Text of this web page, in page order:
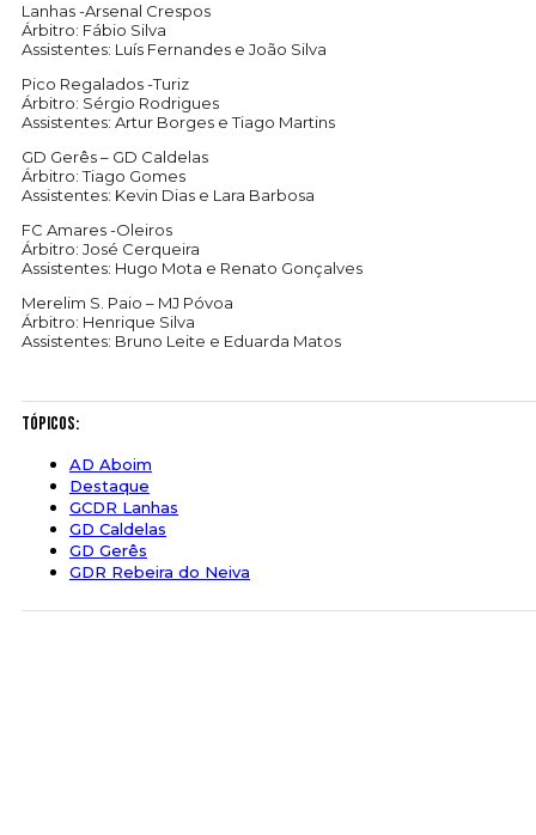
Lanhas -Arsenal Crespos
Árbitro: Fábio Silva
Assistentes: Luís Fernandes e João Silva
Pico Regalados -Turiz
Árbitro: Sérgio Rodrigues
Assistentes: Artur Borges e Tiago Martins
GD Gerês – GD Caldelas
Árbitro: Tiago Gomes
Assistentes: Kevin Dias e Lara Barbosa
FC Amares -Oleiros
Árbitro: José Cerqueira
Assistentes: Hugo Mota e Renato Gonçalves
Merelim S. Paio – MJ Póvoa
Árbitro: Henrique Silva
Assistentes: Bruno Leite e Eduarda Matos
Tópicos:
AD Aboim
Destaque
GCDR Lanhas
GD Caldelas
GD Gerês
GDR Rebeira do Neiva